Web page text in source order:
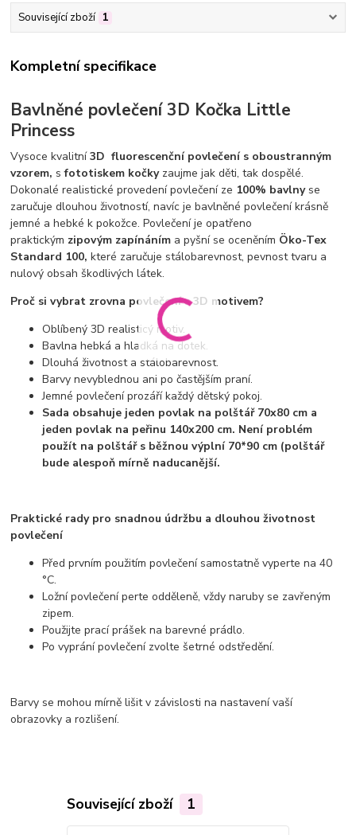
Související zboží 1
Kompletní specifikace
Bavlněné povlečení 3D Kočka Little
Princess
Vysoce kvalitní3D fluorescenční povlečení s oboustranným
vzorem, s fototiskem kočky zaujme jak děti, tak dospělé.
Dokonalé realistické provedení povlečení ze 100% bavlnyse
zaručuje dlouhou životností, navíc je bavlněné povlečení krásně
jemné a hebké k pokožce. Povlečení je opatřeno
praktickým zipovým zapínáním a pyšní se oceněním Öko-Tex
Standard 100,které zaručuje stálobarevnost, pevnost tvaru a
nulový obsah škodlivých látek.
Proč si vybrat zrovna povlečení s 3D motivem?
Oblíbený 3D realisticý motiv.
Bavlna hebká a hladká na dotek.
Dlouhá životnost a stálobarevnost.
Barvy nevyblednou ani po častějším praní.
Jemné povlečení prozáří každý dětský pokoj.
Sada obsahuje jeden povlak na polštář 70x80 cm a
jeden povlak na peřinu 140x200 cm. Není problém
použít na polštář s běžnou výplní 70*90 cm (polštář
bude alespoň mírně naducanější.
Praktické rady pro snadnou údržbu a dlouhou životnost
povlečení
Před prvním použitím povlečení samostatně vyperte na 40
°C.
Ložní povlečení perte odděleně, vždy naruby se zavřeným
zipem.
Použijte prací prášek na barevné prádlo.
Po vyprání povlečení zvolte šetrné odstředění.
Barvy se mohou mírně lišit v závislosti na nastavení vaší
obrazovky a rozlišení.
Související zboží 1